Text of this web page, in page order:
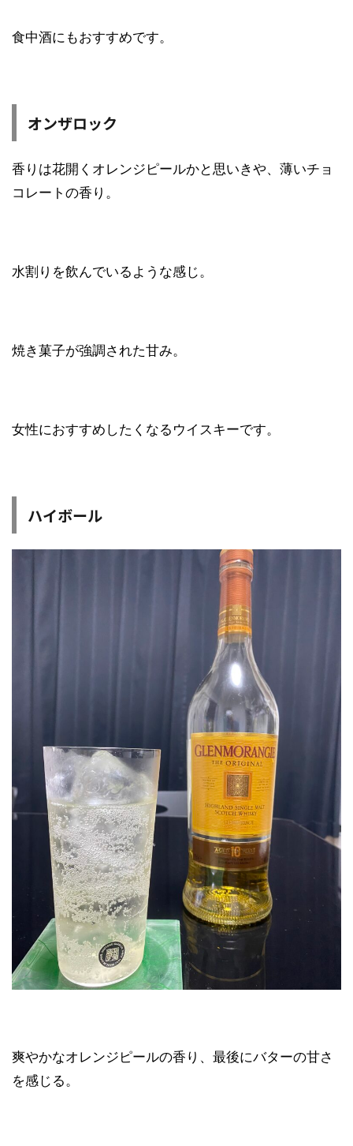
食中酒にもおすすめです。
オンザロック
香りは花開くオレンジピールかと思いきや、薄いチョ
コレートの香り。
水割りを飲んでいるような感じ。
焼き菓子が強調された甘み。
女性におすすめしたくなるウイスキーです。
ハイボール
爽やかなオレンジピールの香り、最後にバターの甘さ
を感じる。